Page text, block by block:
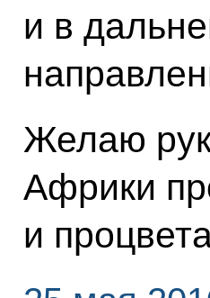
и в
Желаю
Африки
и